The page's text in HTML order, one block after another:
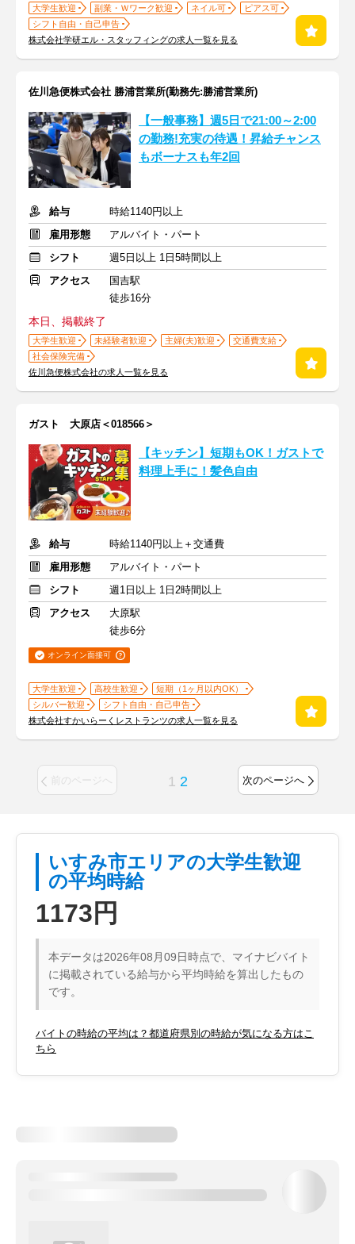
大学生歓迎 副業・Ｗワーク歓迎 ネイル可
ピアス可
シフト自由・自己申告
株式会社学研エル・スタッフィングの求人一覧を見る
佐川急便株式会社 勝浦営業所(勤務先:勝浦営業所)
【一般事務】週5日で21:00～2:00
の勤務!充実の待遇！昇給チャンス
もボーナスも年2回
給与
時給1140円以上
雇用形態
アルバイト・パート
シフト
週5日以上 1日5時間以上
アクセス
国吉駅
徒歩16分
本日、掲載終了
大学生歓迎 未経験者歓迎 主婦(夫)歓迎
交通費支給
社会保険完備
佐川急便株式会社の求人一覧を見る
ガスト 大原店＜018566＞
【キッチン】短期もOK！ガストで
料理上手に！髪色自由
給与
時給1140円以上＋交通費
雇用形態
アルバイト・パート
シフト
週1日以上 1日2時間以上
アクセス
大原駅
徒歩6分
オンライン面接可
大学生歓迎 高校生歓迎
短期（1ヶ月以内OK）
シルバー歓迎
シフト自由・自己申告
株式会社すかいらーくレストランツの求人一覧を見る
前のページへ 1 2 次のページへ
いすみ市エリアの大学生歓迎
の平均時給
1173円
本データは2026年08月09日時点で、マイナビバイト
に掲載されている給与から平均時給を算出したもの
です。
バイトの時給の平均は？都道府県別の時給が気になる方はこ
ちら